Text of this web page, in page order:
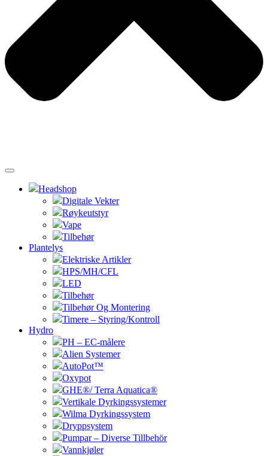
Headshop
Digitale Vekter
Røykeutstyr
Vape
Tilbehør
Plantelys
Elektriske Artikler
HPS/MH/CFL
LED
Tilbehør
Tilbehør Og Montering
Timere – Styring/Kontroll
Hydro
PH – EC-målere
Alien Systemer
AutoPot™
Oxypot
GHE®/ Terra Aquatica®
Vertikale Dyrkingssystemer
Wilma Dyrkingssystem
Dryppsystem
Pumpar – Diverse Tillbehör
Vannkjøler